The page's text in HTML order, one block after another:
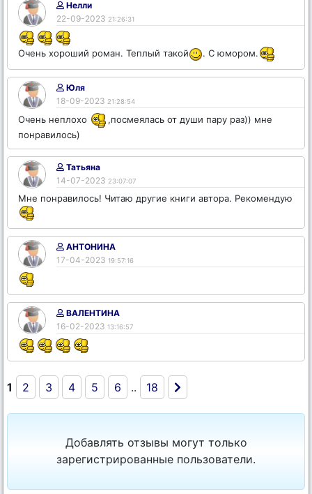
Нелли
22-09-2023 21:26:31
Очень хороший роман. Теплый такой . С юмором.
Юля
18-09-2023 21:28:54
Очень неплохо
,посмеялась от души пару раз)) мне
понравилось)
Татьяна
14-07-2023 23:07:07
Мне понравилось! Читаю другие книги автора. Рекомендую
АНТОНИНА
17-04-2023 19:57:16
ВАЛЕНТИНА
16-02-2023 13:16:57
1 2 3 4 5 6 .. 18
Добавлять отзывы могут только
зарегистрированные пользователи.